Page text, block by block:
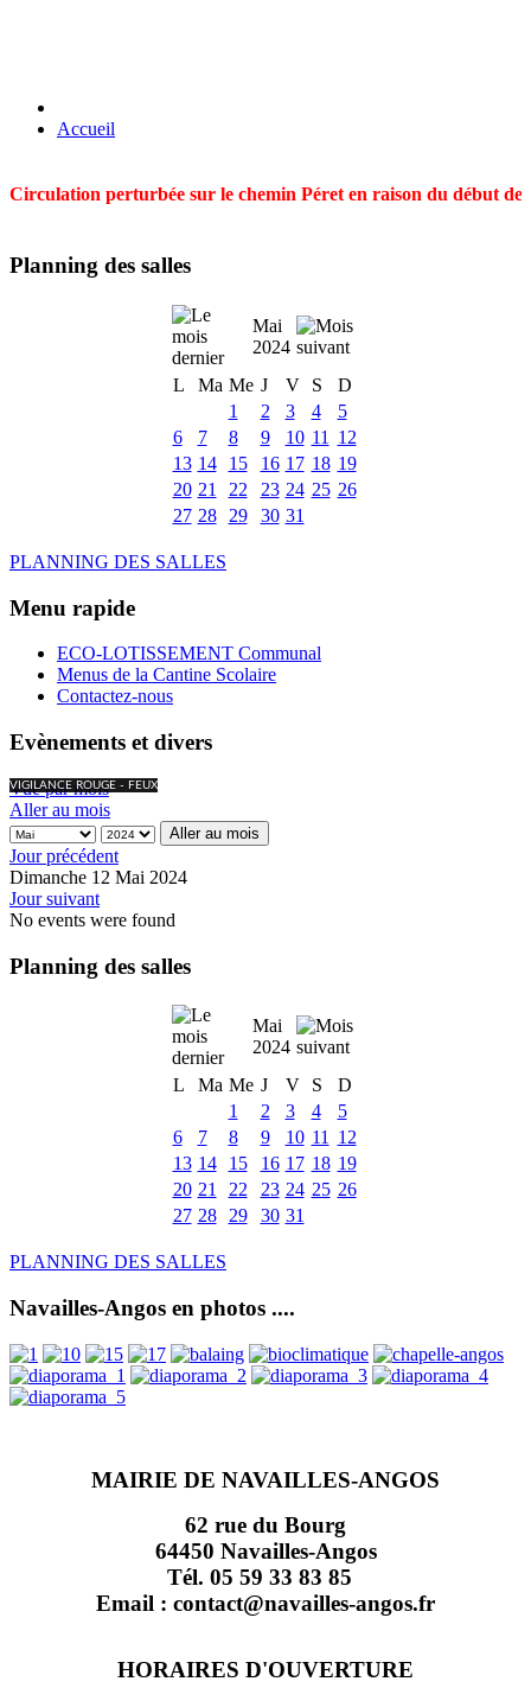
Accueil
Circulation perturbée sur le chemin Péret en raison du début
Planning des salles
Mai
2024
L
Ma Me J V S
D
1
2 3 4
5
6
7 8 9 10 11
12
13 14 15 16 17 18 19
20 21 22 23 24 25 26
27 28 29 30 31
PLANNING DES SALLES
Menu rapide
ECO-LOTISSEMENT Communal
Menus de la Cantine Scolaire
Contactez-nous
Evènements et divers
VIGILANCE ROUGE - FEUX
Vue par mois
Aller au mois
Aller au mois
Jour précédent
Dimanche 12 Mai 2024
Jour suivant
No events were found
Planning des salles
Mai
2024
L
Ma Me J V S
D
1
2 3 4
5
6
7 8 9 10 11
12
13 14 15 16 17 18 19
20 21 22 23 24 25 26
27 28 29 30 31
PLANNING DES SALLES
Navailles-Angos en photos ....
MAIRIE DE NAVAILLES-ANGOS
62 rue du Bourg
64450 Navailles-Angos
Tél. 05 59 33 83 85
Email : contact@navailles-angos.fr
HORAIRES D'OUVERTURE